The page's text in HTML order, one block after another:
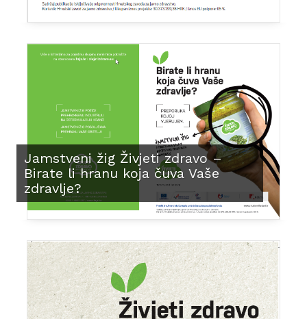
Jamstveni žig Živjeti zdravo –
Birate li hranu koja čuva Vaše
zdravlje?